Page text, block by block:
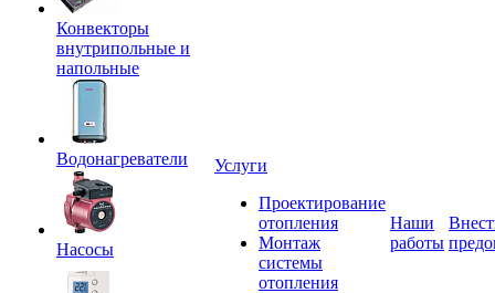
Конвекторы
внутрипольные и
напольные
Водонагреватели
Насосы
Услуги
Проектирование
отопления
Монтаж
системы
отопления
Наши
работы